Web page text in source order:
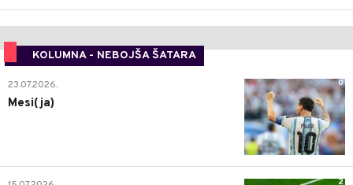
KOLUMNA - NEBOJŠA ŠATARA
0
23.07.2026.
Mesi(ja)
2